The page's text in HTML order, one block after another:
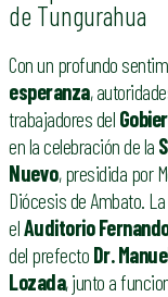
de Tungurahua
Con un profundo
esperanza,
trabajadores del
en la celebración de la
Nuevo, presidida por
Diócesis de Ambato.
elAuditorio
del prefecto Dr.
Lozada, junto a